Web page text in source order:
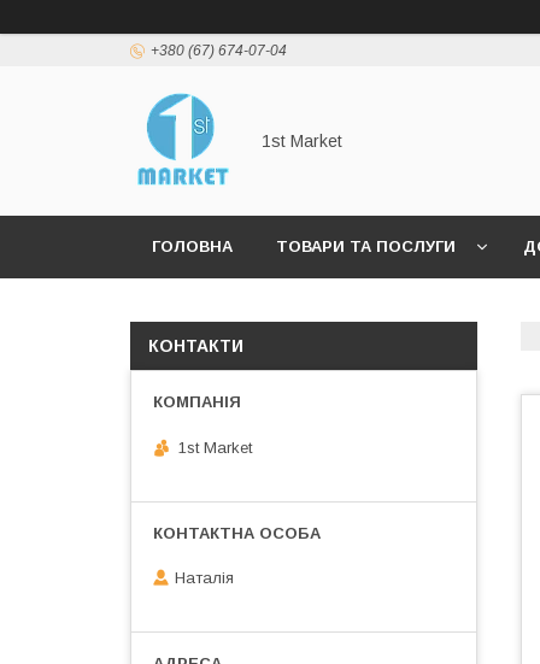
+380 (67) 674-07-04
1st Market
ГОЛОВНА ТОВАРИ ТА ПОСЛУГИ
КОНТАКТИ
1st Market
Наталія